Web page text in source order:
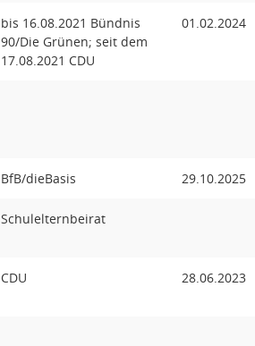
bis 16.08.2021 Bündnis
90/Die Grünen; seit dem
17.08.2021 CDU
01.02.2024
BfB/dieBasis 29.10.2025
Schulelternbeirat
CDU 28.06.2023